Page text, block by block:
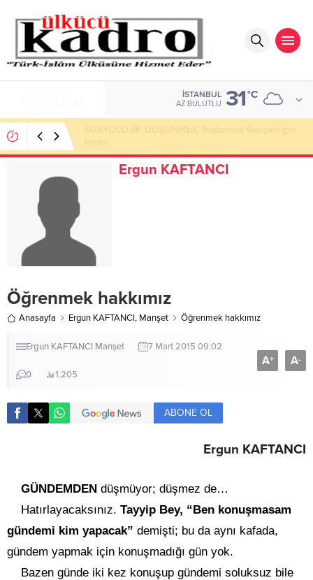
İSTANBUL
AZ BULUTLU 31°C
Ergun KAFTANCI
Öğrenmek hakkımız
Anasayfa Ergun KAFTANCI, Manşet Öğrenmek hakkımız
Ergun KAFTANCI Manşet 7 Mart 2015 09:02
0 1.205
A+ A-
ABONE OL
Ergun KAFTANCI
GÜNDEMDEN düşmüyor; düşmez de…
Hatırlayacaksınız. Tayyip Bey, “Ben konuşmasam
gündemi kim yapacak” demişti; bu da aynı kafada,
gündem yapmak için konuşmadığı gün yok.
Bazen günde iki kez konuşup gündemi soluksuz bile